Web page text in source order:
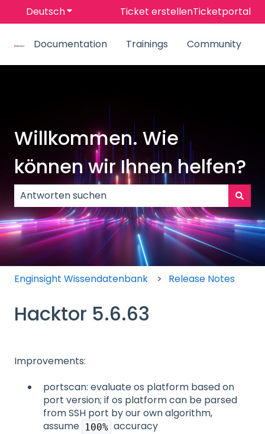
DeutschUntermenü für Übersetzungen anzeigen
Ticket erstellenTicketportal
Documentation Trainings Community
Willkommen. Wie
können wir Ihnen helfen?
Es gibt keine Vorschläge, da das Suchfeld leer ist.
Enginsight Wissendatenbank Release Notes
Hacktor 5.6.63
Improvements:
portscan: evaluate os platform based on
port version; if os platform can be parsed
from SSH port by our own algorithm,
assume 100% accuracy